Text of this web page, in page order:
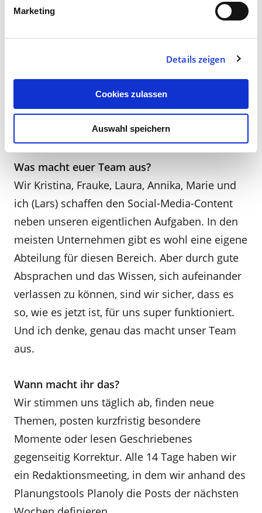
Marketing
Details zeigen
Cookies zulassen
Auswahl speichern
Bei uns ist Social Media echte Teamarbeit.
Jeder hat eine feste Aufgabe, die sich an den
Fähigkeiten eines jeden Einzelnen orientiert.
Ob Design, Themenfindung oder das
Textschreiben. Jeder macht das, was er am
besten kann. Wir ergänzen uns einfach perfekt.
Was macht euer Team aus?
Wir Kristina, Frauke, Laura, Annika, Marie und
ich (Lars) schaffen den Social-Media-Content
neben unseren eigentlichen Aufgaben. In den
meisten Unternehmen gibt es wohl eine eigene
Abteilung für diesen Bereich. Aber durch gute
Absprachen und das Wissen, sich aufeinander
verlassen zu können, sind wir sicher, dass es
so, wie es jetzt ist, für uns super funktioniert.
Und ich denke, genau das macht unser Team
aus.
Wann macht ihr das?
Wir stimmen uns täglich ab, finden neue
Themen, posten kurzfristig besondere
Momente oder lesen Geschriebenes
gegenseitig Korrektur. Alle 14 Tage haben wir
ein Redaktionsmeeting, in dem wir anhand des
Planungstools Planoly die Posts der nächsten